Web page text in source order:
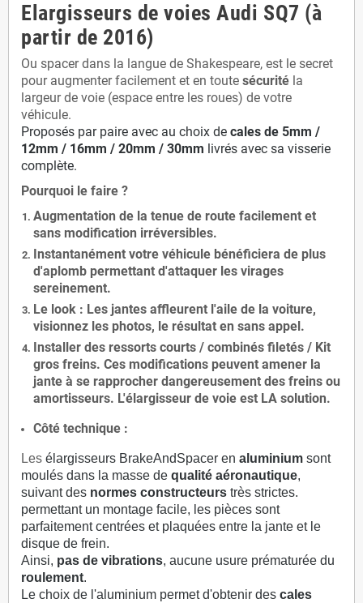
Elargisseurs de voies Audi SQ7 (à
partir de 2016)
Ou spacer dans la langue de Shakespeare, est le secret
pour augmenter facilement et en toute sécurité la
largeur de voie (espace entre les roues) de votre
véhicule.
Proposés par paire avec au choix de cales de 5mm /
12mm / 16mm / 20mm / 30mm livrés avec sa visserie
complète.
Pourquoi le faire ?
Augmentation de la tenue de route facilement et
sans modification irréversibles.
Instantanément votre véhicule bénéficiera de plus
d'aplomb permettant d'attaquer les virages
sereinement.
Le look : Les jantes affleurent l'aile de la voiture,
visionnez les photos, le résultat en sans appel.
Installer des ressorts courts / combinés filetés / Kit
gros freins. Ces modifications peuvent amener la
jante à se rapprocher dangereusement des freins ou
amortisseurs. L'élargisseur de voie est LA solution.
Côté technique :
Les élargisseurs BrakeAndSpacer en aluminium sont
moulés dans la masse de qualité aéronautique,
suivant des normes constructeurs très strictes.
permettant un montage facile, les pièces sont
parfaitement centrées et plaquées entre la jante et le
disque de frein.
Ainsi, pas de vibrations, aucune usure prématurée du
roulement.
Le choix de l'aluminium permet d'obtenir des cales